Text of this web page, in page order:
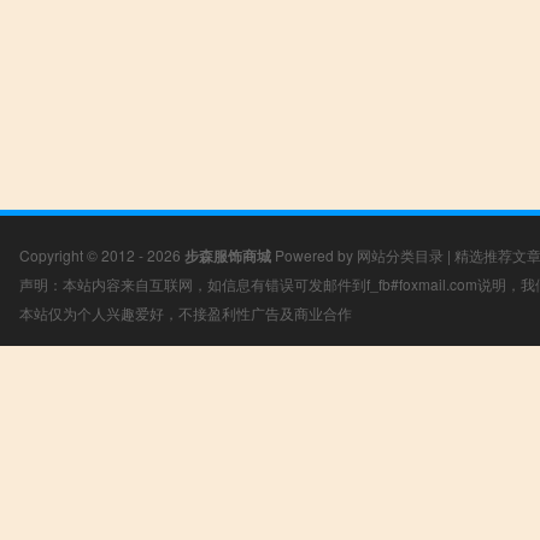
Copyright © 2012 - 2026 步森服饰商城 Powered by 网站分类目录 | 精选推荐文章
声明：本站内容来自互联网，如信息有错误可发邮件到f_fb#foxmail.com说明，
本站仅为个人兴趣爱好，不接盈利性广告及商业合作